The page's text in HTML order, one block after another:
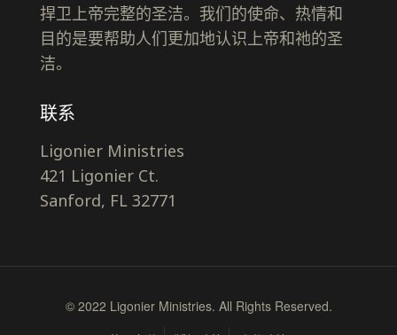
捍卫上帝完整的圣洁。我们的使命、热情和
目的是要帮助人们更加地认识上帝和祂的圣
洁。
联系
Ligonier Ministries
421 Ligonier Ct.
Sanford, FL 32771
© 2022 Ligonier Ministries. All Rights Reserved.